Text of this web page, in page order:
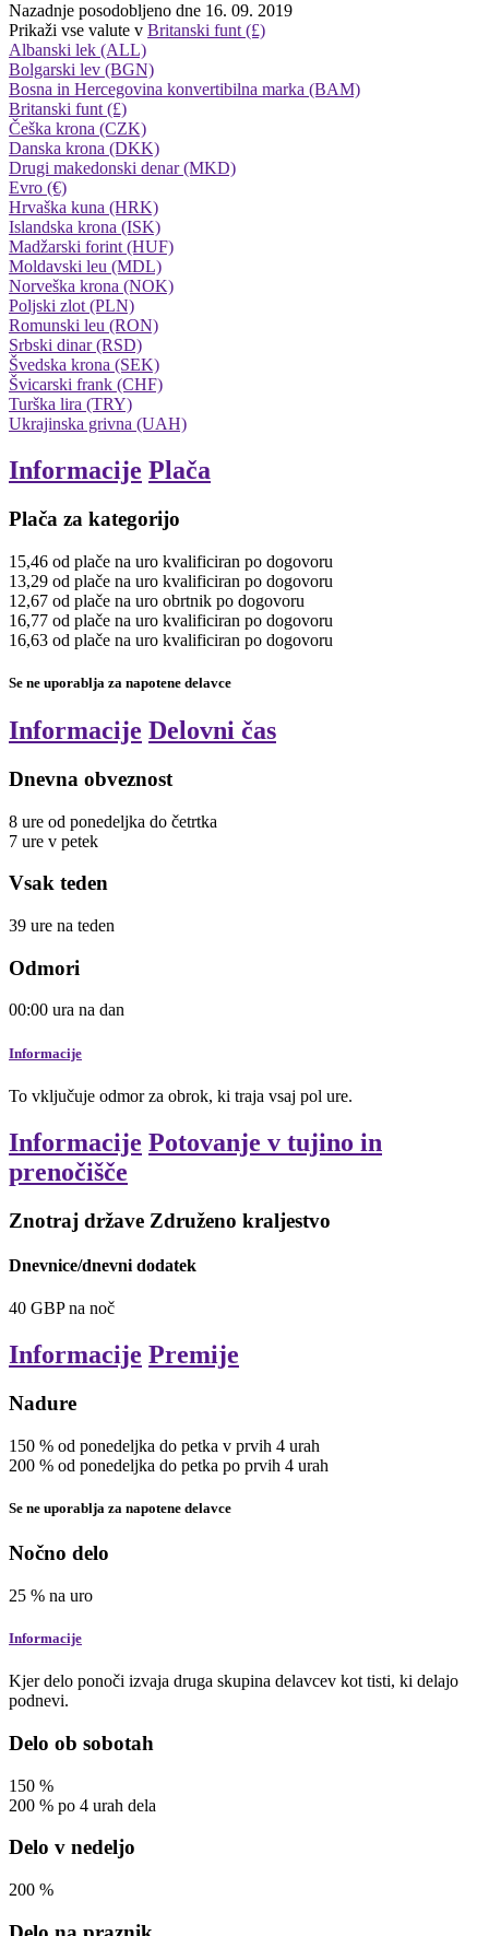
Nazadnje posodobljeno dne 16. 09. 2019
Prikaži vse valute v Britanski funt (£)
Albanski lek (ALL)
Bolgarski lev (BGN)
Bosna in Hercegovina konvertibilna marka (BAM)
Britanski funt (£)
Češka krona (CZK)
Danska krona (DKK)
Drugi makedonski denar (MKD)
Evro (€)
Hrvaška kuna (HRK)
Islandska krona (ISK)
Madžarski forint (HUF)
Moldavski leu (MDL)
Norveška krona (NOK)
Poljski zlot (PLN)
Romunski leu (RON)
Srbski dinar (RSD)
Švedska krona (SEK)
Švicarski frank (CHF)
Turška lira (TRY)
Ukrajinska grivna (UAH)
Informacije Plača
Plača za kategorijo
15,46 od plače na uro kvalificiran po dogovoru
13,29 od plače na uro kvalificiran po dogovoru
12,67 od plače na uro obrtnik po dogovoru
16,77 od plače na uro kvalificiran po dogovoru
16,63 od plače na uro kvalificiran po dogovoru
Se ne uporablja za napotene delavce
Informacije Delovni čas
Dnevna obveznost
8 ure od ponedeljka do četrtka
7 ure v petek
Vsak teden
39 ure na teden
Odmori
00:00 ura na dan
Informacije
To vključuje odmor za obrok, ki traja vsaj pol ure.
Informacije Potovanje v tujino in
prenočišče
Znotraj države Združeno kraljestvo
Dnevnice/dnevni dodatek
40 GBPna noč
Informacije Premije
Nadure
150 % od ponedeljka do petka v prvih 4 urah
200 % od ponedeljka do petka po prvih 4 urah
Se ne uporablja za napotene delavce
Nočno delo
25 % na uro
Informacije
Kjer delo ponoči izvaja druga skupina delavcev kot tisti, ki delajo
podnevi.
Delo ob sobotah
150 %
200 % po 4 urah dela
Delo v nedeljo
200 %